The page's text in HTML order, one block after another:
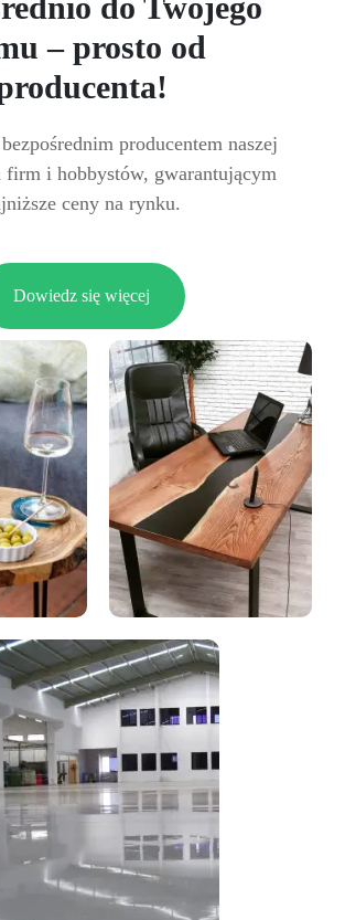
– prosto od
producentem naszej
i hobbystów, gwarantującym
ceny na rynku.
Dowiedz się więcej